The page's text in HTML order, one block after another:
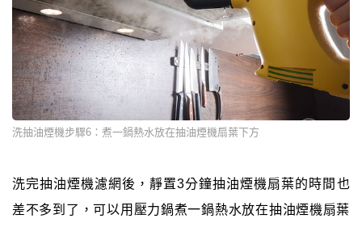
洗抽油煙機步驟6：煮一鍋熱水放在抽油煙機扇葉下方
洗完抽油煙機濾網後，靜置3分鐘抽油煙機扇葉的時間也
差不多到了，可以用壓力鍋煮一鍋熱水放在抽油煙機扇葉